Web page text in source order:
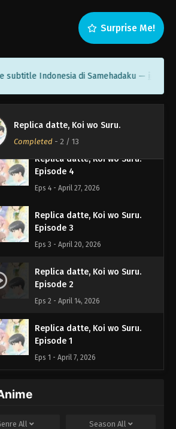
Surprise Me!
Indonesia di Samehadaku —ichini.me/
Replica datte, Koi wo Suru.
Completed- 2 / 13
Eps 7 - Mei 18, 2026
Replica datte, Koi wo Suru.
Episode 6
Eps 6 - Mei 11, 2026
Replica datte, Koi wo Suru.
Eps 5 - Mei 4, 2026
Replica datte, Koi wo Suru.
Episode 4
Eps 4 - April 27, 2026
Replica datte, Koi wo Suru.
Episode 3
Eps 3 - April 20, 2026
Replica datte, Koi wo Suru.
Episode 2
Eps 2 - April 14, 2026
Replica datte, Koi wo Suru.
Episode 1
Eps 1 - April 7, 2026
All Season All